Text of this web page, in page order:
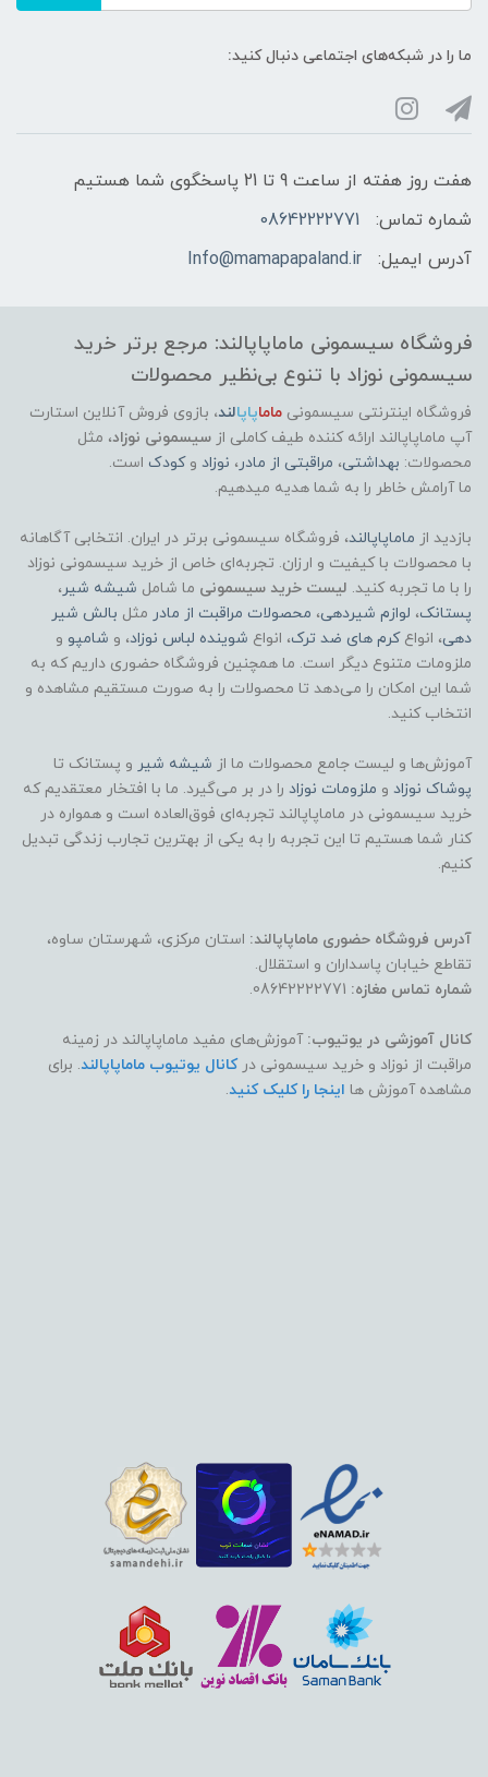
ما را در شبکه‌های اجتماعی دنبال کنید:
هفت روز هفته از ساعت 9 تا 21 پاسخگوی شما هستیم
شماره تماس:
08642222771
آدرس ایمیل:
Info@mamapapaland.ir
فروشگاه سیسمونی ماماپاپالند: مرجع برتر خرید
سیسمونی نوزاد با تنوع بی‌نظیر محصولات
فروشگاه اینترنتی سیسمونی ماماپاپالند، بازوی فروش آنلاین استارت
آپ ماماپاپالند ارائه کننده طیف کاملی از سیسمونی نوزاد، مثل
محصولات: بهداشتی، مراقبتی از مادر، نوزاد وکودک است.
ما آرامش خاطر را به شما هدیه میدهیم.
بازدید از ماماپاپالند، فروشگاه سیسمونی برتر در ایران. انتخابی آگاهانه
با محصولات با کیفیت و ارزان. تجربه‌ای خاص از خرید سیسمونی نوزاد
را با ما تجربه کنید. لیست خرید سیسمونی ما شامل شیشه شیر،
پستانک، لوازم شیردهی، محصولات مراقبت از مادر مثل بالش شیر
دهی، انواعکرم های ضد ترک، انواع شوینده لباس نوزاد، و شامپو و
ملزومات متنوع دیگر است. ما همچنین فروشگاه حضوری داریم که به
شما این امکان را می‌دهد تا محصولات را به صورت مستقیم مشاهده و
انتخاب کنید.
آموزش‌ها و لیست جامع محصولات ما از شیشه شیر و پستانک تا
پوشاک نوزاد و ملزومات نوزاد را در بر می‌گیرد. ما با افتخار معتقدیم که
خرید سیسمونی در ماماپاپالند تجربه‌ای فوق‌العاده است و همواره در
کنار شما هستیم تا این تجربه را به یکی از بهترین تجارب زندگی تبدیل
کنیم.
آدرس فروشگاه حضوری ماماپاپالند: استان مرکزی، شهرستان ساوه،
تقاطع خیابان پاسداران و استقلال.
شماره تماس مغازه:
کانال آموزشی در یوتیوب: آموزش‌های مفید ماماپاپالند در زمینه
مراقبت از نوزاد و خرید سیسمونی درکانال یوتیوب ماماپاپالند. برای
مشاهده آموزش ها اینجا را کلیک کنید.